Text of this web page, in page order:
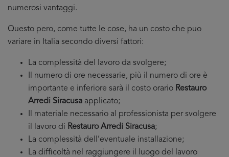
numerosi vantaggi.
Questo pero, come tutte le cose, ha un costo che puo
variare in Italia secondo diversi fattori:
La complessità del lavoro da svolgere;
Il numero di ore necessarie, più il numero di ore è
importante e inferiore sarà il costo orario Restauro
Arredi Siracusa applicato;
Il materiale necessario al professionista per svolgere
il lavoro di Restauro Arredi Siracusa;
La complessità dell’eventuale installazione;
La difficoltà nel raggiungere il luogo del lavoro